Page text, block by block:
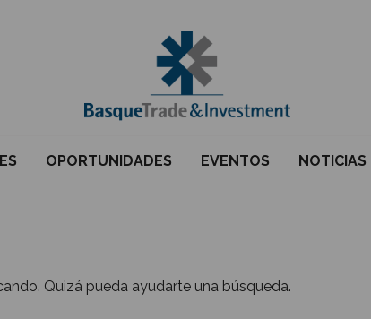
OPORTUNIDADES EVENTOS NOTICIAS
Quizá pueda ayudarte una búsqueda.